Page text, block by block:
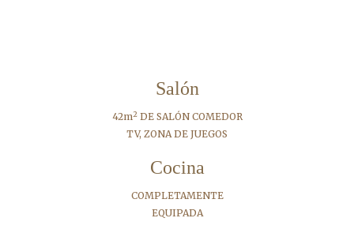
Salón
42m2DE SALÓN COMEDOR
TV, ZONA DE JUEGOS
Cocina
COMPLETAMENTE
EQUIPADA